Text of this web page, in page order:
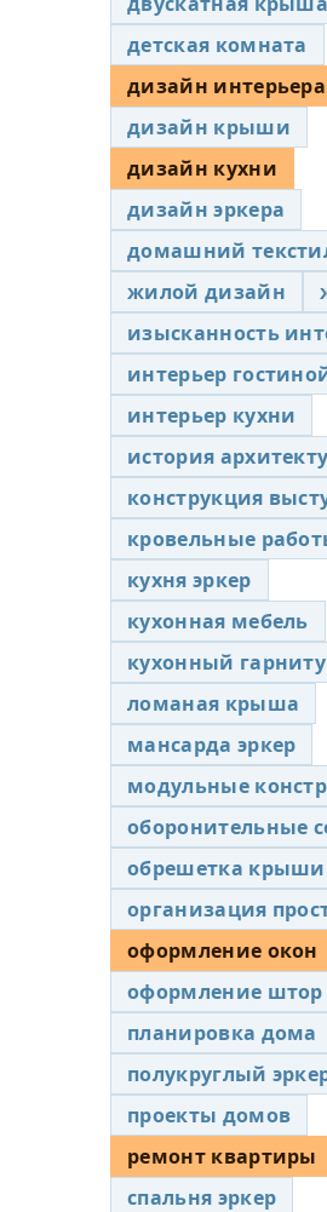
детская комната
дизайн интерьера
дизайн крыши
дизайн кухни
дизайн эркера
домашний
жилой дизайн
изысканность
интерьер
интерьер кухни
история
конструкция
кровельные
кухня эркер
кухонная мебель
кухонный
ломаная крыша
мансарда эркер
модульные
оборонительные
обрешетка крыши
организация
оформление окон
оформление штор
планировка дома
полукруглый
проекты домов
ремонт квартиры
спальня эркер